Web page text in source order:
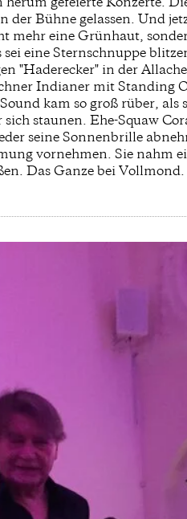
der Bühne gelassen. Und
mehr eine Grünhaut,
eine Sternschnuppe
"Haderecker" in der
Indianer mit Standing
kam so groß rüber,
sich staunen. Ehe-Squaw
seine Sonnenbrille
vornehmen. Sie nahm
Das Ganze bei